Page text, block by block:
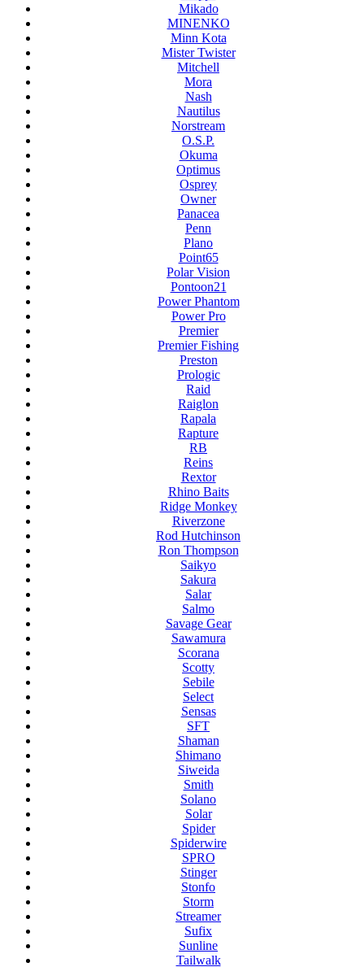
Mikado
MINENKO
Minn Kota
Mister Twister
Mitchell
Mora
Nash
Nautilus
Norstream
O.S.P.
Okuma
Optimus
Osprey
Owner
Panacea
Penn
Plano
Point65
Polar Vision
Pontoon21
Power Phantom
Power Pro
Premier
Premier Fishing
Preston
Prologic
Raid
Raiglon
Rapala
Rapture
RB
Reins
Rextor
Rhino Baits
Ridge Monkey
Riverzone
Rod Hutchinson
Ron Thompson
Saikyo
Sakura
Salar
Salmo
Savage Gear
Sawamura
Scorana
Scotty
Sebile
Select
Sensas
SFT
Shaman
Shimano
Siweida
Smith
Solano
Solar
Spider
Spiderwire
SPRO
Stinger
Stonfo
Storm
Streamer
Sufix
Sunline
Tailwalk